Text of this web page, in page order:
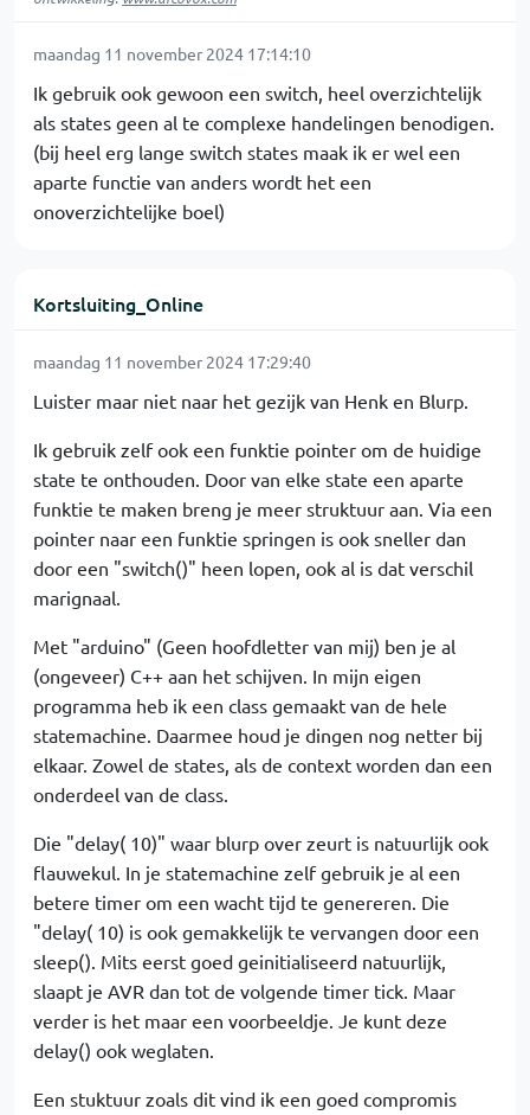
maandag 11 november 2024 17:14:10
Ik gebruik ook gewoon een switch, heel overzichtelijk
als states geen al te complexe handelingen benodigen.
(bij heel erg lange switch states maak ik er wel een
aparte functie van anders wordt het een
onoverzichtelijke boel)
Kortsluiting_Online
maandag 11 november 2024 17:29:40
Luister maar niet naar het gezijk van Henk en Blurp.
Ik gebruik zelf ook een funktie pointer om de huidige
state te onthouden. Door van elke state een aparte
funktie te maken breng je meer struktuur aan. Via een
pointer naar een funktie springen is ook sneller dan
door een "switch()" heen lopen, ook al is dat verschil
marignaal.
Met "arduino" (Geen hoofdletter van mij) ben je al
(ongeveer) C++ aan het schijven. In mijn eigen
programma heb ik een class gemaakt van de hele
statemachine. Daarmee houd je dingen nog netter bij
elkaar. Zowel de states, als de context worden dan een
onderdeel van de class.
Die "delay( 10)" waar blurp over zeurt is natuurlijk ook
flauwekul. In je statemachine zelf gebruik je al een
betere timer om een wacht tijd te genereren. Die
"delay( 10) is ook gemakkelijk te vervangen door een
sleep(). Mits eerst goed geinitialiseerd natuurlijk,
slaapt je AVR dan tot de volgende timer tick. Maar
verder is het maar een voorbeeldje. Je kunt deze
delay() ook weglaten.
Een stuktuur zoals dit vind ik een goed compromis